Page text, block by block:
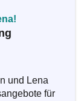
und Lena
für